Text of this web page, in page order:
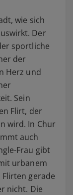
wie sich
Der
sportliche
der
Herz und
Sein
Flirt, der
wird. In Chur
auch
Frau gibt
urbanem
Flirten gerade
nicht. Die